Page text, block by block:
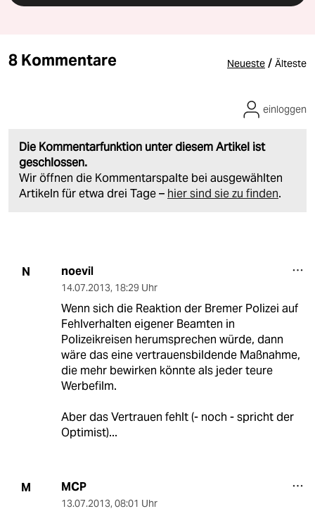
8 Kommentare Neueste / Älteste
Die Kommentarfunktion unter diesem Artikel ist
geschlossen.
Wir öffnen die Kommentarspalte bei ausgewählten
Artikeln für etwa drei Tage – hier sind sie zu finden.
einloggen
N noevil
14.07.2013, 18:29 Uhr
Wenn sich die Reaktion der Bremer Polizei auf
Fehlverhalten eigener Beamten in
Polizeikreisen herumsprechen würde, dann
wäre das eine vertrauensbildende Maßnahme,
die mehr bewirken könnte als jeder teure
Werbefilm.
Aber das Vertrauen fehlt (- noch - spricht der
Optimist)...
M MCP
13.07.2013, 08:01 Uhr